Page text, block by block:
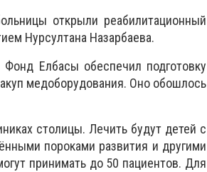
открыли реабилитационный
Нурсултана Назарбаева.
Елбасы обеспечил подготовку
медоборудования. Оно обошлось
столицы. Лечить будут детей с
пороками развития и другими
принимать до 50 пациентов. Для